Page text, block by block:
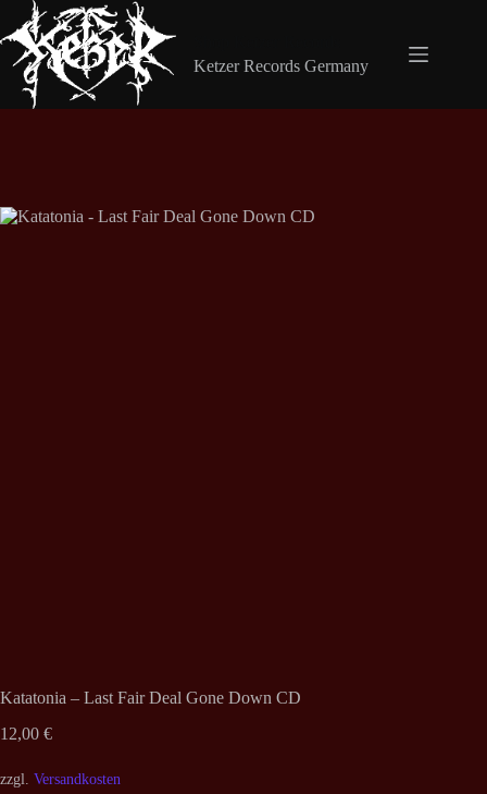
Inhalt
springen
Ketzer Records Germany
Katatonia – Last Fair Deal Gone Down CD
12,00 €
zzgl. Versandkosten